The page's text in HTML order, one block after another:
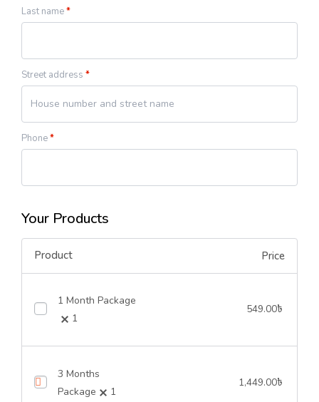
Last name*
Street address *
Phone*
Your Products
Product Price
1 Month Package
1
549.00৳
3 Months
Package
1
1,449.00৳